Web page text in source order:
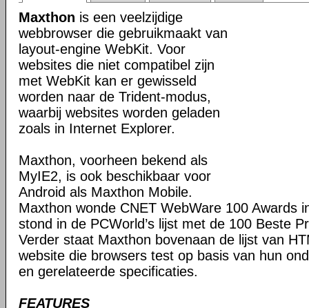
Maxthon is een veelzijdige
webbrowser die gebruikmaakt van
layout-engine WebKit. Voor
websites die niet compatibel zijn
met WebKit kan er gewisseld
worden naar de Trident-modus,
waarbij websites worden geladen
zoals in Internet Explorer.
Maxthon, voorheen bekend als
MyIE2, is ook beschikbaar voor
Android als Maxthon Mobile.
Maxthon wonde CNET WebWare 100 Awards
stond in de PCWorld’s lijst met de 100 Beste
Verder staat Maxthon bovenaan de lijst van
website die browsers test op basis van hun
en gerelateerde specificaties.
FEATURES